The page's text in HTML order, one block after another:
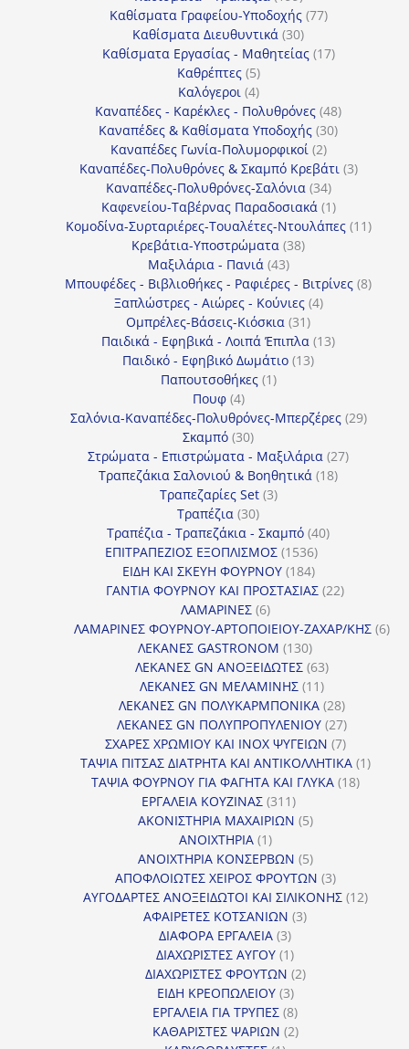
προϊόντα
Καθίσματα Γραφείου-Υποδοχής 7777
Καθίσματα Διευθυντικά 3030
προϊόντα
Καθίσματα Εργασίας - Μαθητείας 1717
Καθρέπτες 55
προϊόντα
Καλόγεροι 44
προϊόντα
Καναπέδες - Καρέκλες - Πολυθρόνες 4848
προϊόντα
Καναπέδες & Καθίσματα Υποδοχής 3030
Καναπέδες Γωνία-Πολυμορφικοί 22
προϊόντα
Καναπέδες-Πολυθρόνες & Σκαμπό Κρεβάτι 33
Καναπέδες-Πολυθρόνες-Σαλόνια 3434
προϊόντα
Καφενείου-Ταβέρνας Παραδοσιακά 11
προϊόν
Κομοδίνα-Συρταριέρες-Τουαλέτες-Ντουλάπες 1111
Κρεβάτια-Υποστρώματα 3838
Μαξιλάρια - Πανιά 4343
προϊόντα
Μπουφέδες - Βιβλιοθήκες - Ραφιέρες - Βιτρίνες 88
Ξαπλώστρες - Αιώρες - Κούνιες 44
Ομπρέλες-Βάσεις-Κιόσκια 3131
προϊόντα
Παιδικά - Εφηβικά - Λοιπά Έπιπλα 1313
Παιδικό - Εφηβικό Δωμάτιο 1313
Παπουτσοθήκες 11
Πουφ 44
προϊόντα
Σαλόνια-Καναπέδες-Πολυθρόνες-Μπερζέρες 2929
Σκαμπό 3030
προϊόντα
Στρώματα - Επιστρώματα - Μαξιλάρια 2727
Τραπεζάκια Σαλονιού & Βοηθητικά 1818
Τραπεζαρίες Set 33
Τραπέζια 3030
προϊόντα
Τραπέζια - Τραπεζάκια - Σκαμπό 4040
ΕΠΙΤΡΑΠΕΖΙΟΣ ΕΞΟΠΛΙΣΜΟΣ 15361536
προϊόντα
ΕΙΔΗ ΚΑΙ ΣΚΕΥΗ ΦΟΥΡΝΟΥ 184184
προϊόντα
ΓΑΝΤΙΑ ΦΟΥΡΝΟΥ ΚΑΙ ΠΡΟΣΤΑΣΙΑΣ 2222
ΛΑΜΑΡΙΝΕΣ 66
προϊόντα
ΛΑΜΑΡΙΝΕΣ ΦΟΥΡΝΟΥ-ΑΡΤΟΠΟΙΕΙΟΥ-ΖΑΧΑΡ/ΚΗΣ 66
ΛΕΚΑΝΕΣ GASTRONOM 130130
προϊόντα
ΛΕΚΑΝΕΣ GN ΑΝΟΞΕΙΔΩΤΕΣ 6363
ΛΕΚΑΝΕΣ GN ΜΕΛΑΜΙΝΗΣ 1111
προϊόντα
ΛΕΚΑΝΕΣ GN ΠΟΛΥΚΑΡΜΠΟΝΙΚΑ 2828
προϊόντα
ΛΕΚΑΝΕΣ GN ΠΟΛΥΠΡΟΠΥΛΕΝΙΟΥ 2727
προϊόντα
ΣΧΑΡΕΣ ΧΡΩΜΙΟΥ ΚΑΙ INOX ΨΥΓΕΙΩΝ 77
προϊόντα
ΤΑΨΙΑ ΠΙΤΣΑΣ ΔΙΑΤΡΗΤΑ ΚΑΙ ΑΝΤΙΚΟΛΛΗΤΙΚΑ 11
ΤΑΨΙΑ ΦΟΥΡΝΟΥ ΓΙΑ ΦΑΓΗΤΑ ΚΑΙ ΓΛΥΚΑ 1818
ΕΡΓΑΛΕΙΑ ΚΟΥΖΙΝΑΣ 311311
προϊόντα
ΑΚΟΝΙΣΤΗΡΙΑ ΜΑΧΑΙΡΙΩΝ 55
ΑΝΟΙΧΤΗΡΙΑ 11
προϊόν
ΑΝΟΙΧΤΗΡΙΑ ΚΟΝΣΕΡΒΩΝ 55
προϊόντα
ΑΠΟΦΛΟΙΩΤΕΣ ΧΕΙΡΟΣ ΦΡΟΥΤΩΝ 33
προϊόντα
ΑΥΓΟΔΑΡΤΕΣ ΑΝΟΞΕΙΔΩΤΟΙ ΚΑΙ ΣΙΛΙΚΟΝΗΣ 1212
ΑΦΑΙΡΕΤΕΣ ΚΟΤΣΑΝΙΩΝ 33
ΔΙΑΦΟΡΑ ΕΡΓΑΛΕΙΑ 33
προϊόντα
ΔΙΑΧΩΡΙΣΤΕΣ ΑΥΓΟΥ 11
προϊόν
ΔΙΑΧΩΡΙΣΤΕΣ ΦΡΟΥΤΩΝ 22
ΕΙΔΗ ΚΡΕΟΠΩΛΕΙΟΥ 33
προϊόντα
ΕΡΓΑΛΕΙΑ ΓΙΑ ΤΡΥΠΕΣ 88
προϊόντα
ΚΑΘΑΡΙΣΤΕΣ ΨΑΡΙΩΝ 22